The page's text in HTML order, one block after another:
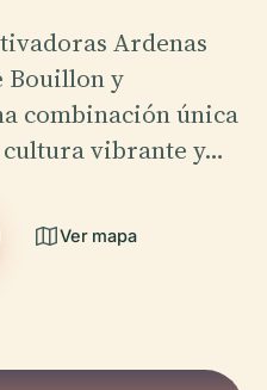
Ardenas
Bouillon y
combinación única
vibrante y…
Ver mapa